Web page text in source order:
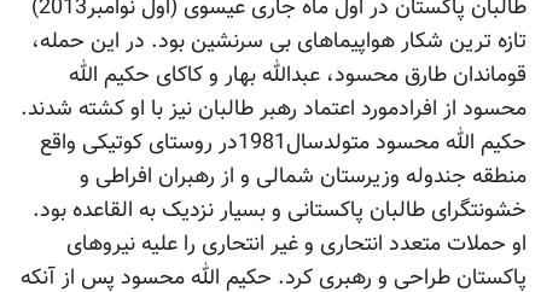
طالبان پاکستان در اول ماه جاری عیسوی (اول نوامبر2013)
تازه ترین شکار هواپیماهای بی سرنشین بود. در این حمله،
قوماندان طارق محسود، عبدالله بهار و کاکای حکیم الله
محسود از افرادمورد اعتماد رهبر طالبان نیز با او کشته شدند.
حکیم الله محسود متولدسال1981در روستای کوتیکی واقع
منطقه جندوله وزیرستان شمالی و از رهبران افراطی و
خشونتگرای طالبان پاکستانی و بسیار نزدیک به القاعده بود.
او حملات متعدد انتحاری و غیر انتحاری را علیه نیروهای
پاکستان طراحی و رهبری کرد. حکیم الله محسود پس از آنکه